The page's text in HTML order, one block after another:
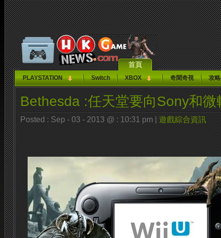
首頁
PLAYSTATION Switch XBOX 奇聞奇視 攻
Bethesda :任天堂要向Sony和微
Posted : Sep - 03 - 2013 @ : 10:31 pm | 遊戲綜合資訊